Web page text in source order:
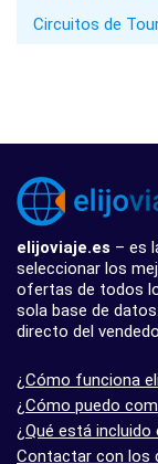
Circuitos de
elijoviaje.es – es
seleccionar los
ofertas de todos
sola base de
directo del
¿Cómo funciona
¿Cómo puedo
¿Qué está incluido
Contactar con los